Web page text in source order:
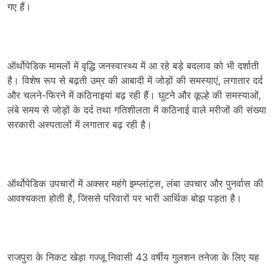
गए हैं।
ऑर्थोपेडिक मामलों में वृद्धि जनस्वास्थ्य में आ रहे बड़े बदलाव को भी दर्शाती
है। विशेष रूप से बढ़ती उम्र की आबादी में जोड़ों की समस्याएं, लगातार दर्द
और चलने-फिरने में कठिनाइयां बढ़ रही हैं। घुटने और कूल्हे की समस्याओं,
लंबे समय से जोड़ों के दर्द तथा गतिशीलता में कठिनाई वाले मरीजों की संख्या
सरकारी अस्पतालों में लगातार बढ़ रही है।
ऑर्थोपेडिक उपचारों में अक्सर महंगे इम्प्लांट्स, लंबा उपचार और पुनर्वास की
आवश्यकता होती है, जिससे परिवारों पर भारी आर्थिक बोझ पड़ता है।
राजपुरा के निकट खेड़ा गज्जू निवासी 43 वर्षीय गुलशन तनेजा के लिए यह